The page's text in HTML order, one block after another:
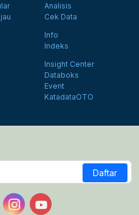
Analisis
Cek Data
Info
Indeks
Insight Center
Databoks
Event
KatadataOTO
Daftar
on Facebook
us on X
Follow us on Instagram
Follow us on